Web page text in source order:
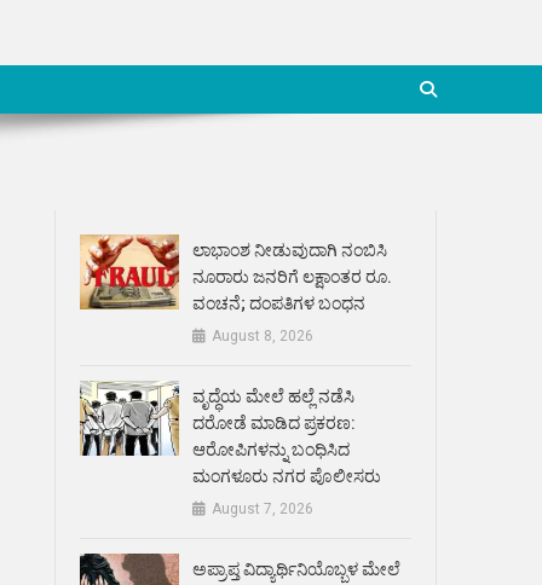
ಲಾಭಾಂಶ ನೀಡುವುದಾಗಿ ನಂಬಿಸಿ
ನೂರಾರು ಜನರಿಗೆ ಲಕ್ಷಾಂತರ ರೂ.
ವಂಚನೆ; ದಂಪತಿಗಳ ಬಂಧನ
August 8, 2026
ವೃದ್ಧೆಯ ಮೇಲೆ ಹಲ್ಲೆ ನಡೆಸಿ
ದರೋಡೆ ಮಾಡಿದ ಪ್ರಕರಣ:
ಆರೋಪಿಗಳನ್ನು ಬಂಧಿಸಿದ
ಮಂಗಳೂರು ನಗರ ಪೊಲೀಸರು
August 7, 2026
ಅಪ್ರಾಪ್ತ ವಿದ್ಯಾರ್ಥಿನಿಯೊಬ್ಬಳ ಮೇಲೆ